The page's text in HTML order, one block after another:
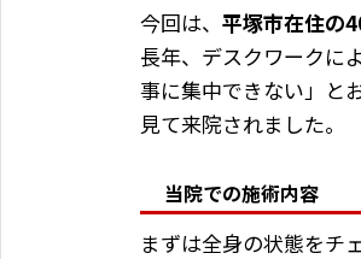
今回は、平塚市在住の
長年、デスクワークに
事に集中できない」と
見て来院されました。
当院での施術内容
まずは全身の状態をチ